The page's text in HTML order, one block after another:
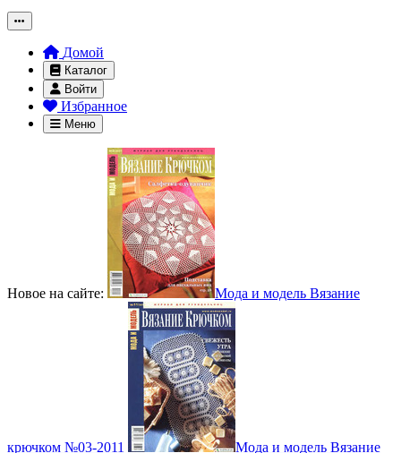
Домой
Каталог
Войти
Избранное
Меню
Новое на сайте: Мода и модель Вязание
крючком №03-2011 Мода и модель Вязание